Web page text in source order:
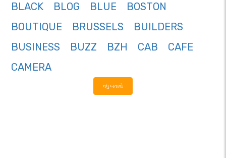
BLACK
BLOG BLUE
BOSTON
BOUTIQUE
BRUSSELS
BUILDERS
BUSINESS
BUZZ BZH CAB
CAFE
CAMERA
વધુ બતાવો